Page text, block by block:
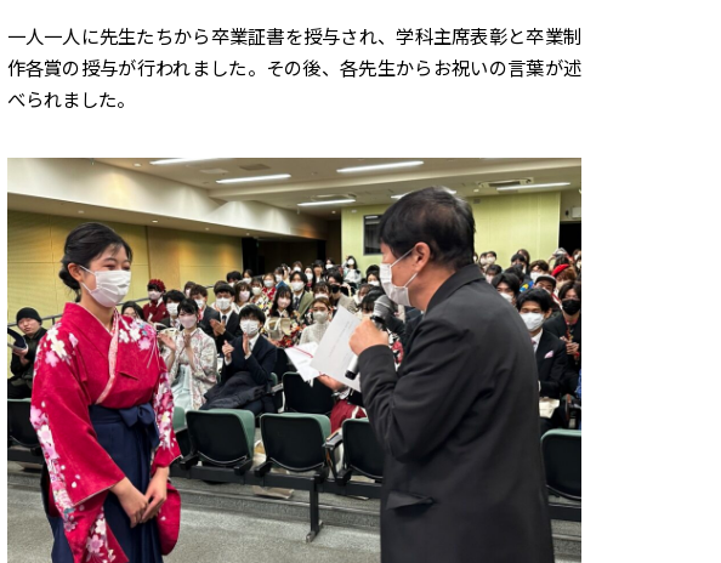
一人一人に先生たちから卒業証書を授与され、学科主席表彰と卒業制
作各賞の授与が行われました。その後、各先生からお祝いの言葉が述
べられました。